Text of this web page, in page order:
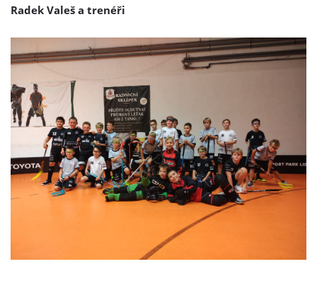
Radek Valeš a trenéři